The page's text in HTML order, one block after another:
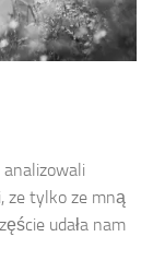
analizowali
ze tylko ze mną
udała nam